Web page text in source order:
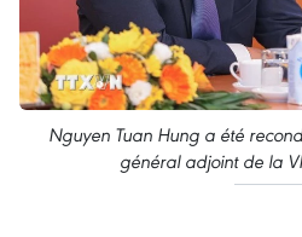
Nguyen Tuan Hung a été
général adjoint de la